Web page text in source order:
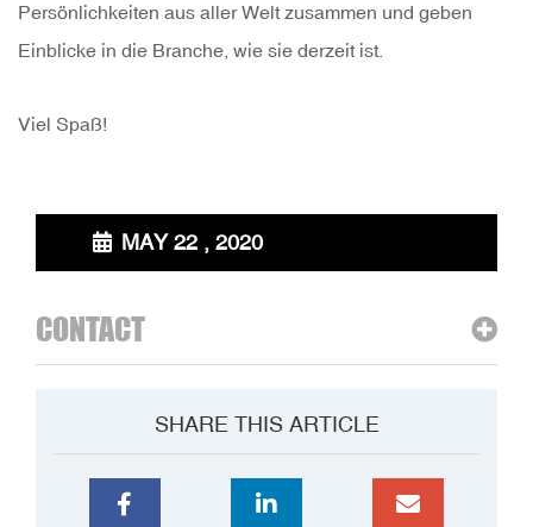
Persönlichkeiten aus aller Welt zusammen und geben
Einblicke in die Branche, wie sie derzeit ist.
Viel Spaß!
MAY 22 , 2020
CONTACT
SHARE THIS ARTICLE